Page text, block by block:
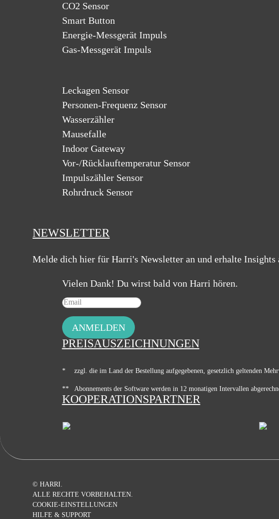
CO2 Sensor
Smart Button
Energie-Messgerät Impuls
Gas-Messgerät Impuls
Leckagen Sensor
Personen-Frequenz Sensor
Wasserzähler
Mausefalle
Indoor Gateway
Vor-/Rücklauftemperatur Sensor
Impulszähler Sensor
Rohrdruck Sensor
NEWSLETTER
Melde dich hier für Harri's Newsletter an und erhalte
Vielen Dank! Du wirst bald von Harri hören.
ANMELDEN
PREISAUSZEICHNUNGEN
* zzgl. die im Land der Bestellung aufgegebenen, gesetzlich geltenden
** Abonnements der Software werden in 12 monatigen Intervallen
KOOPERATIONSPARTNER
© HARRI.
ALLE RECHTE VORBEHALTEN.
COOKIE-EINSTELLUNGEN
HILFE & SUPPORT